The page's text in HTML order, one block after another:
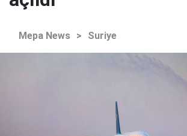
Mepa News > Suriye